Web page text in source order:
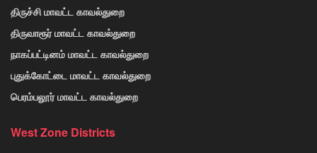
திருச்சி மாவட்ட காவல்துறை
திருவாரூர் மாவட்ட காவல்துறை
நாகப்பட்டினம் மாவட்ட காவல்துறை
புதுக்கோட்டை மாவட்ட காவல்துறை
பெரம்பலூர் மாவட்ட காவல்துறை
West Zone Districts